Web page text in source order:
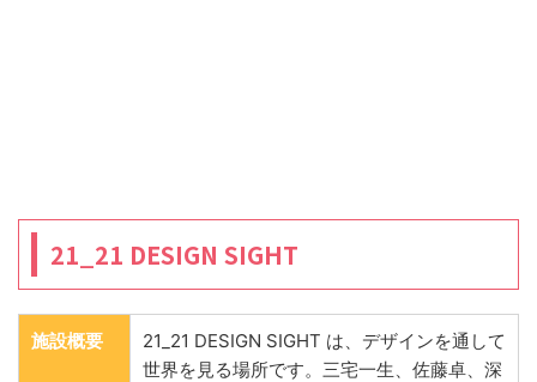
21_21 DESIGN SIGHT
施設概要
21_21 DESIGN SIGHT は、デザインを通して
世界を見る場所です。三宅一生、佐藤卓、深